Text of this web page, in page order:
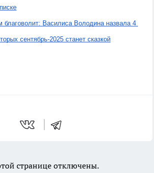
благоволит: Василиса Володина назвала 4
сентябрь-2025 станет сказкой
странице отключены.